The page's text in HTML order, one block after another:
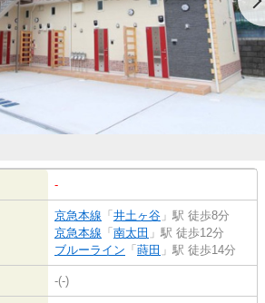
-
京急本線 「 井土ヶ谷 」駅 徒歩8分
京急本線 「 南太田 」駅 徒歩12分
ブルーライン 「 蒔田 」駅 徒歩14分
-(-)